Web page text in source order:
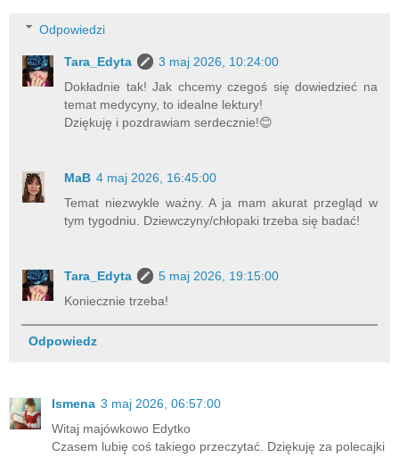
Odpowiedzi
Tara_Edyta
3 maj 2026, 10:24:00
Dokładnie tak! Jak chcemy czegoś się dowiedzieć na
temat medycyny, to idealne lektury!
Dziękuję i pozdrawiam serdecznie!😊
MaB 4 maj 2026, 16:45:00
Temat niezwykle ważny. A ja mam akurat przegląd w
tym tygodniu. Dziewczyny/chłopaki trzeba się badać!
Tara_Edyta
5 maj 2026, 19:15:00
Koniecznie trzeba!
Odpowiedz
Ismena 3 maj 2026, 06:57:00
Witaj majówkowo Edytko
Czasem lubię coś takiego przeczytać. Dziękuję za polecajki